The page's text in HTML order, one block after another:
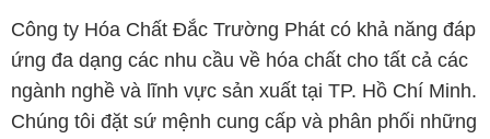
Công ty Hóa Chất Đắc Trường Phát có khả năng đáp
ứng đa dạng các nhu cầu về hóa chất cho tất cả các
ngành nghề và lĩnh vực sản xuất tại TP. Hồ Chí Minh.
Chúng tôi đặt sứ mệnh cung cấp và phân phối những